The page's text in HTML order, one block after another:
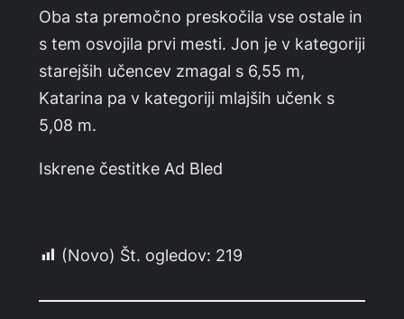
Oba sta premočno preskočila vse ostale in
s tem osvojila prvi mesti. Jon je v kategoriji
starejših učencev zmagal s 6,55 m,
Katarina pa v kategoriji mlajših učenk s
5,08 m.
Iskrene čestitke Ad Bled
(Novo) Št. ogledov: 219